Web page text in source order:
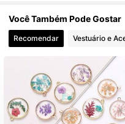
4,86 2K
4,86 2K
4,86 2K
Você Também Pode Gostar
Recomendar Vestuário e